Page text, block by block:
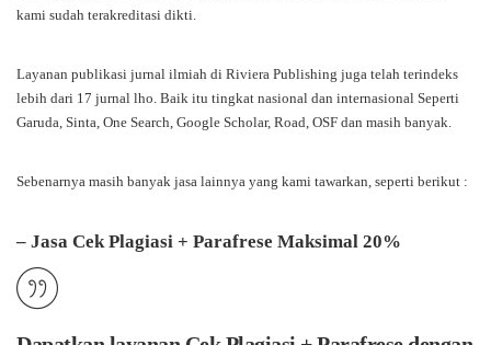
kami sudah terakreditasi dikti.
Layanan publikasi jurnal ilmiah di Riviera Publishing juga telah terindeks
lebih dari 17 jurnal lho. Baik itu tingkat nasional dan internasional Seperti
Garuda, Sinta, One Search, Google Scholar, Road, OSF dan masih banyak.
Sebenarnya masih banyak jasa lainnya yang kami tawarkan, seperti berikut :
– Jasa Cek Plagiasi + Parafrese Maksimal 20%